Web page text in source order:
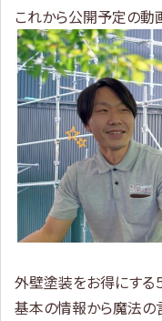
これから公開予定の動
外壁塗装をお得にする
基本の情報から魔法の